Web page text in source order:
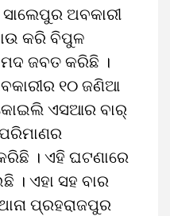
ଅବକାରୀ
କରି ବିପୁଳ
ଜବତ କରିଛି ।
୧୦ ଜଣିଆ
ଏସଆର ବାର୍‌
। ଏହି ଘଟଣାରେ
। ଏହା ସହ ବାର
ପ୍ରହରାଜପୁର